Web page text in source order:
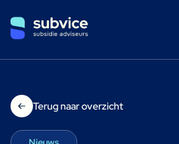
Terug naar overzicht